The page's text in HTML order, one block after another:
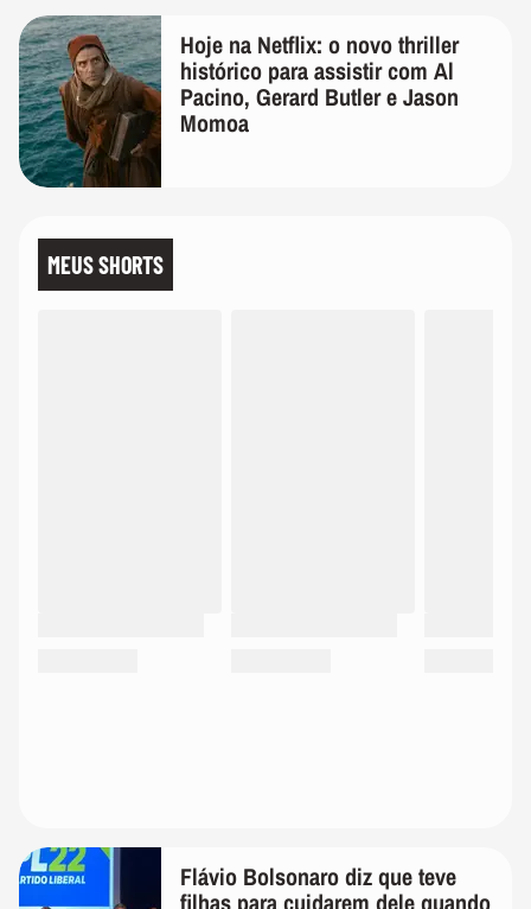
Hoje na Netflix: o novo thriller
histórico para assistir com Al
Pacino, Gerard Butler e Jason
Momoa
MEUS SHORTS
Flávio Bolsonaro diz que teve
filhas para cuidarem dele quando